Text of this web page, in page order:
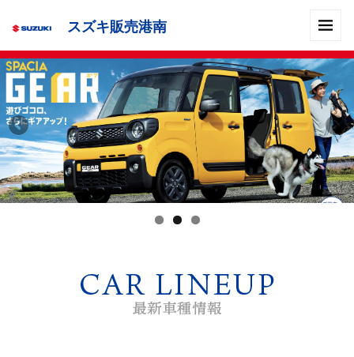
スズキ販売港南